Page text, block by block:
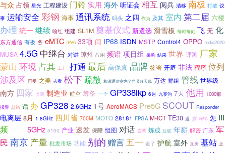
与众 占领 星光 工程建设 门铃 实用 海外 听证会 相互 阅兵 清移 南极 打破 议
事 运输安全 彩钢 海事 通讯系统 码头 之四 作为 及其 室内 第二届 六楼
办理 统一 继续 喻红 组建 SL1M 奠基仪式 新遴选 滑雪板 每时每刻 飞 无 化
东方通信 有极 各 eMTC IPv6 33项 间 IP68 ISDN MSTP Control4 OPPO India2020
MUSA 4.5G 中继台 对讲 琼州 占用 频谱 项目组 采购 结果 世界 评测 厂家
蒙山 环境 占其 工厂 打通 最后 高保真 品牌 签署 开庭 非法 程序 位列
涉及区 再受 之美 去看 松下 疏散 和源通信室内全向吸顶天线 万达 群组 管线 世界级
南方 四家 监测 制造业 航空 筹备 一个 GP338lkp 6月 九寨沟 7天 他用 1000部
报警 总站 话 办GP328 2.6GHz 1号 AeroMACS Pre5G SCOUT Responder
电离层 8月 1.8GHz 四川省 700M MOTO 28181 FPGA M-ICT TE30 遇 盒 NFC 怎 III
频 5GHz 5100 产业 速发 保障 组图 对话 变革 炼成 互联 年薪 解密 广东 军
民 南京 产量 批发市场 功能 别的 赠言五一 走了 护航 室外 瓦房 基站 之